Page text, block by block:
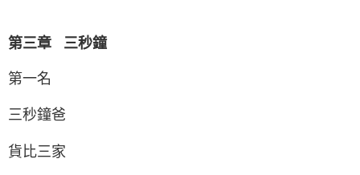
第三章 三秒鐘
第一名
三秒鐘爸
貨比三家